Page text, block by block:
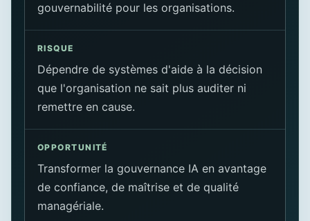
gouvernabilité pour les organisations.
RISQUE
Dépendre de systèmes d'aide à la décision
que l'organisation ne sait plus auditer ni
remettre en cause.
OPPORTUNITÉ
Transformer la gouvernance IA en avantage
de confiance, de maîtrise et de qualité
managériale.